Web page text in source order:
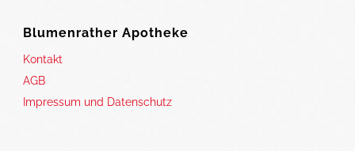
Blumenrather Apotheke
Kontakt
AGB
Impressum und Datenschutz